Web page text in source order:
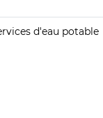
d'eau potable